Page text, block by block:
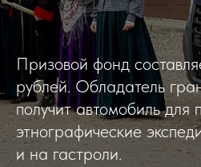
Призовой фонд
рублей. Обладатель
получит автомобиль для
этнографические
и на гастроли.